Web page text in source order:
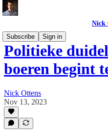
Nick
Subscribe
Sign in
Politieke
boeren begint
Nick Ottens
Nov 13, 2023